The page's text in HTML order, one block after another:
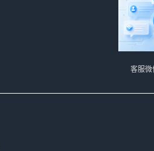
客服微